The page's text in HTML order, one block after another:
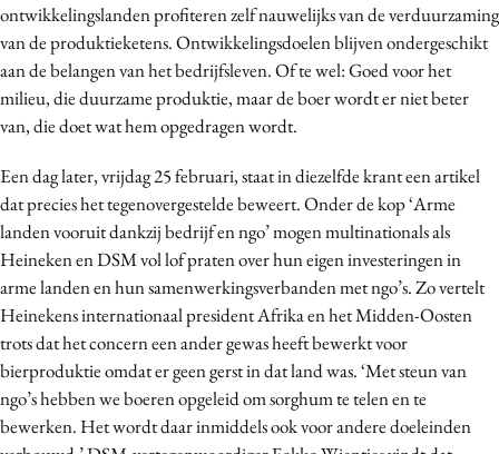
PR
Programmatic
Purpose Marketing
Reputatie & crisis
ontwikkelingslanden profiteren zelf nauwelijks van de verduurzaming
van de produktieketens. Ontwikkelingsdoelen blijven ondergeschikt
aan de belangen van het bedrijfsleven. Of te wel: Goed voor het
milieu, die duurzame produktie, maar de boer wordt er niet beter
van, die doet wat hem opgedragen wordt.
Een dag later, vrijdag 25 februari, staat in diezelfde krant een artikel
dat precies het tegenovergestelde beweert. Onder de kop ‘Arme
landen vooruit dankzij bedrijf en ngo’ mogen multinationals als
Heineken en DSM vol lof praten over hun eigen investeringen in
arme landen en hun samenwerkingsverbanden met ngo’s. Zo vertelt
Heinekens internationaal president Afrika en het Midden-Oosten
trots dat het concern een ander gewas heeft bewerkt voor
bierproduktie omdat er geen gerst in dat land was. ‘Met steun van
ngo’s hebben we boeren opgeleid om sorghum te telen en te
bewerken. Het wordt daar inmiddels ook voor andere doeleinden